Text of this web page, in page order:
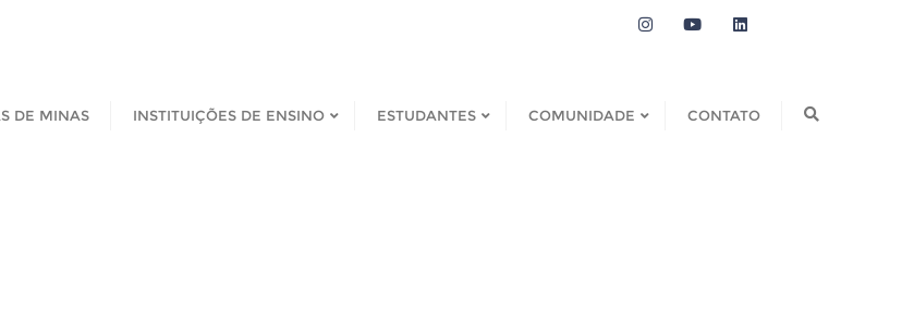
DE MINAS INSTITUIÇÕES DE ENSINO ESTUDANTES COMUNIDADE CONTATO